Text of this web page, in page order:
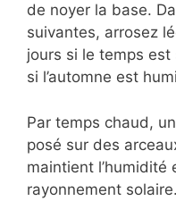
de noyer la base.
suivantes, arrosez
jours si le temps
si l’automne est
Par temps chaud,
posé sur des
maintient l’humidité
rayonnement